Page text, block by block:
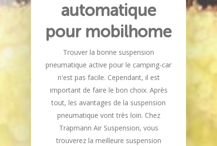
automatique
pour mobilhome
Trouver la bonne suspension
pneumatique active pour le camping-car
n'est pas facile. Cependant, il est
important de faire le bon choix. Après
tout, les avantages de la suspension
pneumatique vont très loin. Chez
Trapmann Air Suspension, vous
trouverez la meilleure suspension